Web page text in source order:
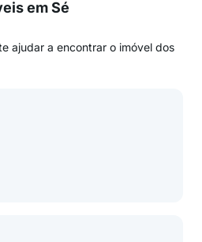
em Sé
ajudar a encontrar o imóvel dos